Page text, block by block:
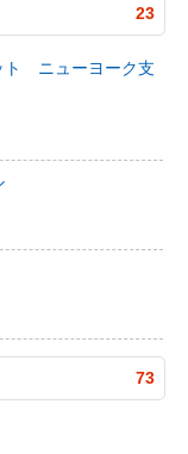
23
ト ニューヨーク支
73